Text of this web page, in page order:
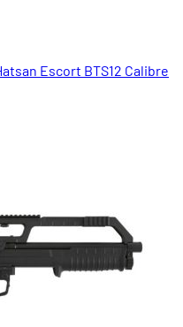
Escort BTS12 Calibre